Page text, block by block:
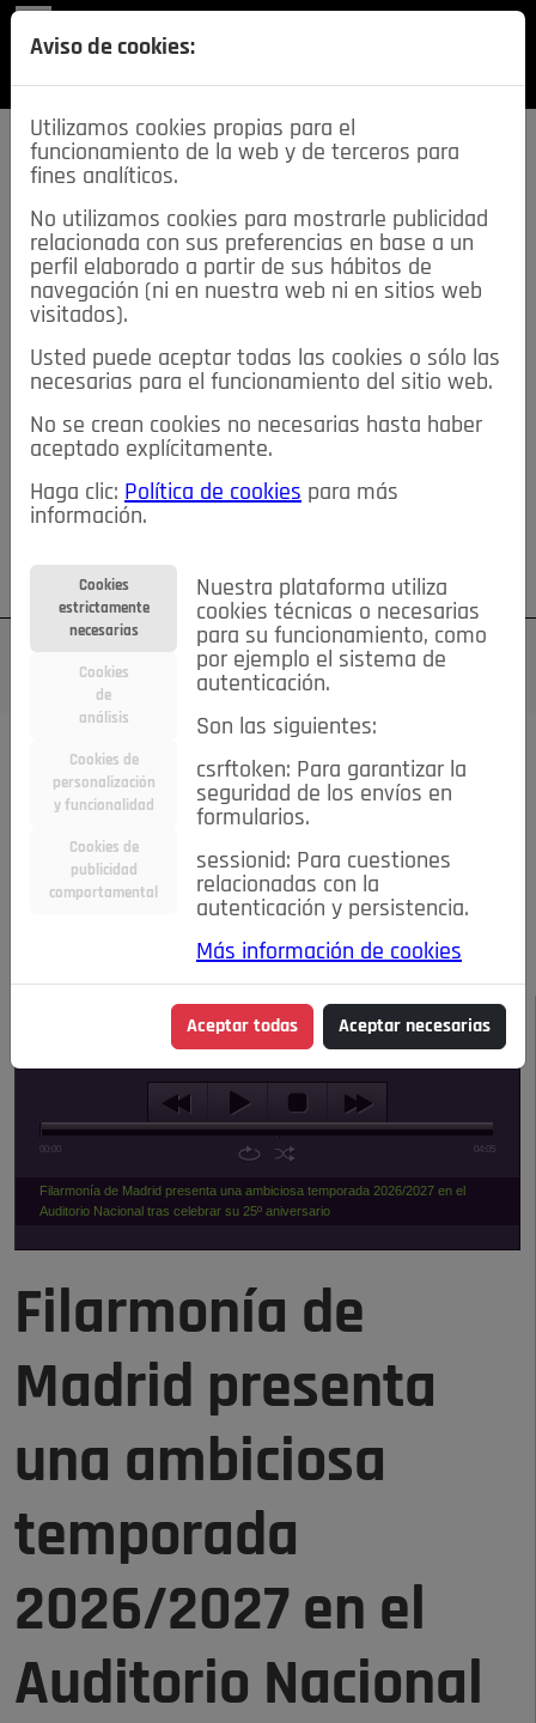
SECCIONES
descarga esta
REVISTA
≡NOTICIAS
NOTICIAS SERVICIOS DE INTERÉS
TABLÓN DE ANUNCIOS MIS ANUNCIOS CONTACTO
NOSOTROS
Su cuenta Regístrese ¿Olvidó su contraseña?
Todas las noticias..
#TePrestoMisOjos Caridad
Ciencia&Tecnología
Economía
Entretenimiento
Estilo de Vida
Internacional
Madrid Opinión IN
Pozuelo de Alarcón
Salud 🔴 En Directo
NOTICIAS
Escucha el audio de esta noticia:
00:00 04:05
Filarmonía de Madrid presenta una ambiciosa temporada 2026/2027 en el
Auditorio Nacional tras celebrar su 25º aniversario
Filarmonía de
Madrid presenta
una ambiciosa
temporada
2026/2027 en el
Auditorio Nacional
Aviso de cookies:
Utilizamos cookies propias para el
funcionamiento de la web y de terceros para
fines analíticos.
No utilizamos cookies para mostrarle publicidad
relacionada con sus preferencias en base a un
perfil elaborado a partir de sus hábitos de
navegación (ni en nuestra web ni en sitios web
visitados).
Usted puede aceptar todas las cookies o sólo las
necesarias para el funcionamiento del sitio web.
No se crean cookies no necesarias hasta haber
aceptado explícitamente.
Haga clic: Política de cookies para más
información.
Cookies
estrictamente
necesarias
Cookies
de
análisis
Cookies de
personalización
y funcionalidad
Cookies de
publicidad
comportamental
Nuestra plataforma utiliza
cookies técnicas o necesarias
para su funcionamiento, como
por ejemplo el sistema de
autenticación.
Son las siguientes:
csrftoken: Para garantizar la
seguridad de los envíos en
formularios.
sessionid: Para cuestiones
relacionadas con la
autenticación y persistencia.
Más información de cookies
Aceptar todas Aceptar necesarias